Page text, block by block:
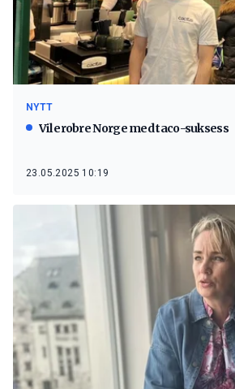
NYTT
Vil erobre Norge med taco-suksess
23.05.2025 10:19